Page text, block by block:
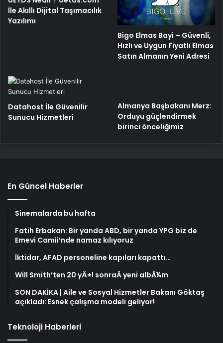
İle Akıllı Dijital Taşımacılık
Yazılımı
Bigo Elmas Bayi – Güvenli,
Hızlı ve Uygun Fiyatlı Elmas
Satın Almanın Yeni Adresi
Datahost İle Güvenilir
Sunucu Hizmetleri
Almanya Başbakanı Merz:
Orduyu güçlendirmek
birinci önceliğimiz
En Güncel Haberler
Sinemalarda bu hafta
Fatih Erbakan: Bir yanda ABD, bir yanda YPG biz de
Emevi Camii’nde namaz kılıyoruz
İktidar, AFAD personeline kapıları kapattı…
Will Smith’ten 20 yÄ±l sonraÂ yeni albÃ¼m
SON DAKİKA | Aile ve Sosyal Hizmetler Bakanı Göktaş
açıkladı: Esnek çalışma modeli geliyor!
Teknoloji Haberleri